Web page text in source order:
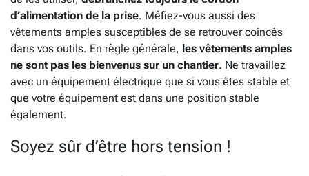
d’alimentation de la prise. Méfiez-vous aussi des
vêtements amples susceptibles de se retrouver coincés
dans vos outils. En règle générale, les vêtements amples
ne sont pas les bienvenus sur un chantier. Ne travaillez
avec un équipement électrique que si vous êtes stable et
que votre équipement est dans une position stable
également.
Soyez sûr d’être hors tension !